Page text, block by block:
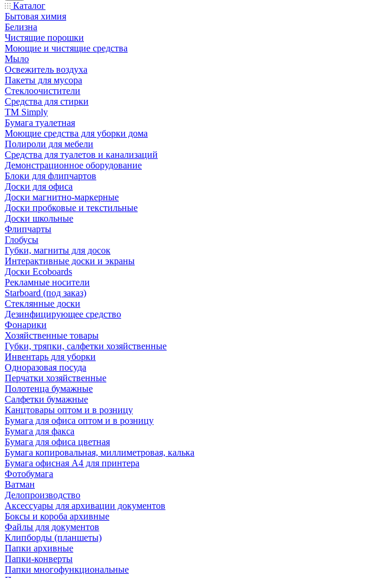
Каталог
Бытовая химия
Белизна
Чистящие порошки
Моющие и чистящие средства
Мыло
Освежитель воздуха
Пакеты для мусора
Стеклоочистители
Средства для стирки
TM Simply
Бумага туалетная
Моющие средства для уборки дома
Полироли для мебели
Средства для туалетов и канализаций
Демонстрационное оборудование
Блоки для флипчартов
Доски для офиса
Доски магнитно-маркерные
Доски пробковые и текстильные
Доски школьные
Флипчарты
Глобусы
Губки, магниты для досок
Интерактивные доски и экраны
Доски Ecoboards
Рекламные носители
Starboard (под заказ)
Стеклянные доски
Дезинфицирующее средство
Фонарики
Хозяйственные товары
Губки, тряпки, салфетки хозяйственные
Инвентарь для уборки
Одноразовая посуда
Перчатки хозяйственные
Полотенца бумажные
Салфетки бумажные
Канцтовары оптом и в розницу
Бумага для офиса оптом и в розницу
Бумага для факса
Бумага для офиса цветная
Бумага копировальная, миллиметровая, калька
Бумага офисная А4 для принтера
Фотобумага
Ватман
Делопроизводство
Аксессуары для архивации документов
Боксы и короба архивные
Файлы для документов
Клипборды (планшеты)
Папки архивные
Папки-конверты
Папки многофункциональные